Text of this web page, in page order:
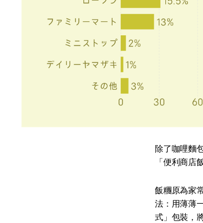
除了咖哩麵
「便利商
飯糰原為家
法：用薄薄
式」包裝，